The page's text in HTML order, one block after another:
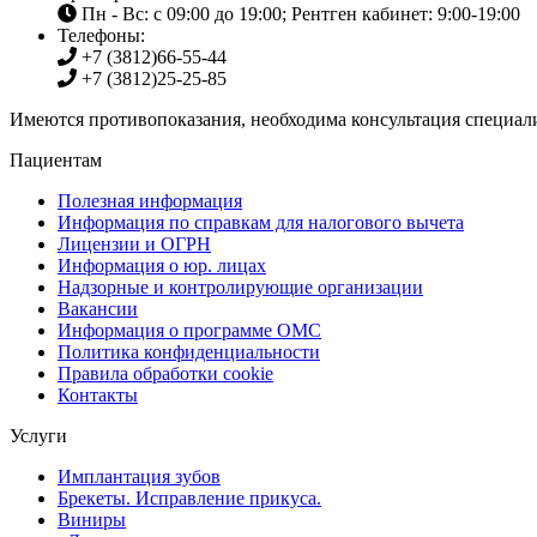
Пн - Вс: с 09:00 до 19:00; Рентген кабинет: 9:00-19:00
Телефоны:
+7 (3812)66-55-44
+7 (3812)25-25-85
Имеются противопоказания, необходима консультация
Пациентам
Полезная информация
Информация по справкам для налогового вычета
Лицензии и ОГРН
Информация о юр. лицах
Надзорные и контролирующие организации
Вакансии
Информация о программе ОМС
Политика конфиденциальности
Правила обработки cookie
Контакты
Услуги
Имплантация зубов
Брекеты. Исправление прикуса.
Виниры